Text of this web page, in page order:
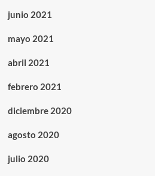
junio 2021
mayo 2021
abril 2021
febrero 2021
diciembre 2020
agosto 2020
julio 2020